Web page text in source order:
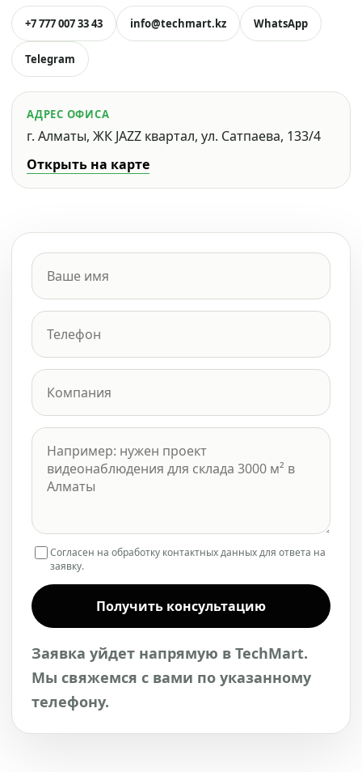
+7 777 007 33 43 info@techmart.kz WhatsApp
Telegram
АДРЕС ОФИСА
г. Алматы, ЖК JAZZ квартал, ул. Сатпаева, 133/4
Открыть на карте
Согласен на обработку контактных данных для ответа на
заявку.
Получить консультацию
Заявка уйдет напрямую в TechMart.
Мы свяжемся с вами по указанному
телефону.